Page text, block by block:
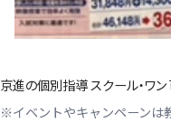
京進の個別指導 スクール・ワ
※イベントやキャンペーンは